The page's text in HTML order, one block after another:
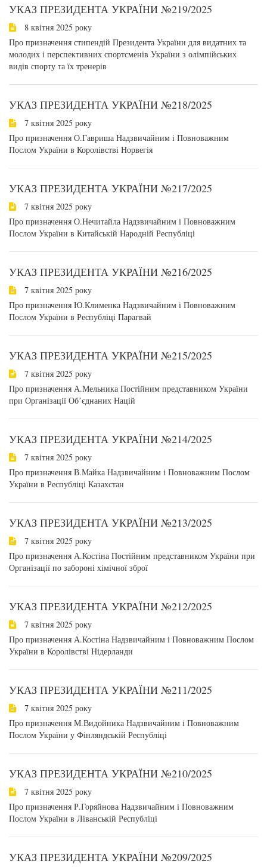
УКАЗ ПРЕЗИДЕНТА УКРАЇНИ №219/2025
8 квітня 2025 року
Про призначення стипендій Президента України для видатних та
молодих і перспективних спортсменів України з олімпійських
видів спорту та їх тренерів
УКАЗ ПРЕЗИДЕНТА УКРАЇНИ №218/2025
7 квітня 2025 року
Про призначення О.Гавриша Надзвичайним і Повноважним
Послом України в Королівстві Норвегія
УКАЗ ПРЕЗИДЕНТА УКРАЇНИ №217/2025
7 квітня 2025 року
Про призначення О.Нечитайла Надзвичайним і Повноважним
Послом України в Китайській Народній Республіці
УКАЗ ПРЕЗИДЕНТА УКРАЇНИ №216/2025
7 квітня 2025 року
Про призначення Ю.Клименка Надзвичайним і Повноважним
Послом України в Республіці Парагвай
УКАЗ ПРЕЗИДЕНТА УКРАЇНИ №215/2025
7 квітня 2025 року
Про призначення А.Мельника Постійним представником України
при Організації Обʼєднаних Націй
УКАЗ ПРЕЗИДЕНТА УКРАЇНИ №214/2025
7 квітня 2025 року
Про призначення В.Майка Надзвичайним і Повноважним Послом
України в Республіці Казахстан
УКАЗ ПРЕЗИДЕНТА УКРАЇНИ №213/2025
7 квітня 2025 року
Про призначення А.Костіна Постійним представником України при
Організації по забороні хімічної зброї
УКАЗ ПРЕЗИДЕНТА УКРАЇНИ №212/2025
7 квітня 2025 року
Про призначення А.Костіна Надзвичайним і Повноважним Послом
України в Королівстві Нідерланди
УКАЗ ПРЕЗИДЕНТА УКРАЇНИ №211/2025
7 квітня 2025 року
Про призначення М.Видойника Надзвичайним і Повноважним
Послом України у Фінляндській Республіці
УКАЗ ПРЕЗИДЕНТА УКРАЇНИ №210/2025
7 квітня 2025 року
Про призначення Р.Горяйнова Надзвичайним і Повноважним
Послом України в Ліванській Республіці
УКАЗ ПРЕЗИДЕНТА УКРАЇНИ №209/2025